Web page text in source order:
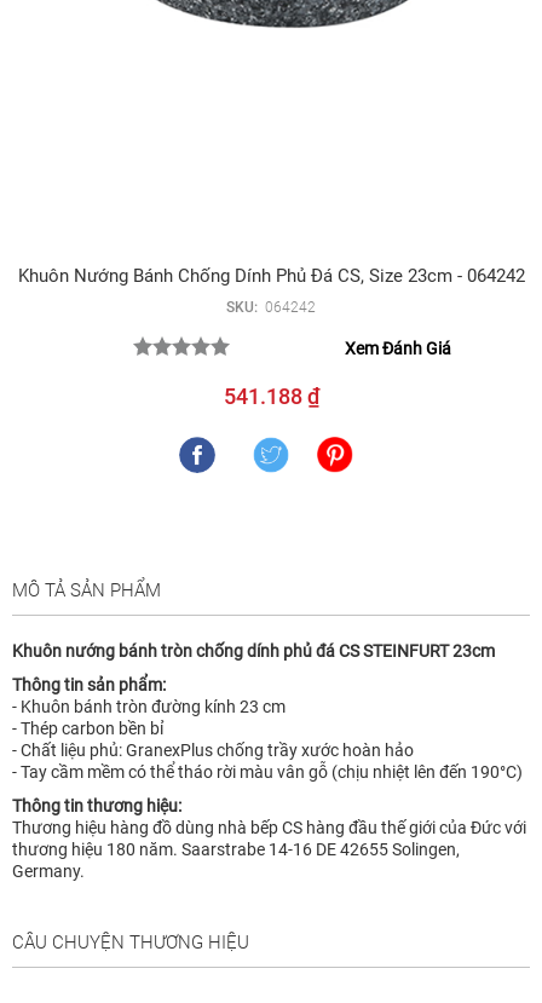
Khuôn Nướng Bánh Chống Dính Phủ Đá CS, Size 23cm - 064242
SKU: 064242
Xem Đánh Giá
541.188 ₫
MÔ TẢ SẢN PHẨM
Khuôn nướng bánh tròn chống dính phủ đá CS STEINFURT 23cm
Thông tin sản phẩm:
- Khuôn bánh tròn đường kính 23 cm
- Thép carbon bền bỉ
- Chất liệu phủ: GranexPlus chống trầy xước hoàn hảo
- Tay cầm mềm có thể tháo rời màu vân gỗ (chịu nhiệt lên đến 190°C)
Thông tin thương hiệu:
Thương hiệu hàng đồ dùng nhà bếp CS hàng đầu thế giới của Đức với
thương hiệu 180 năm. Saarstrabe 14-16 DE 42655 Solingen,
Germany.
CÂU CHUYỆN THƯƠNG HIỆU